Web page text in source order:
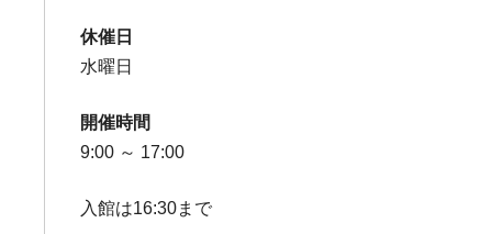
休催日
水曜日
開催時間
9:00 ～ 17:00
入館は16:30まで